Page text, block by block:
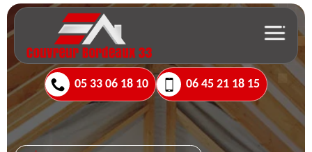
05 33 06 18 10 06 45 21 18 15